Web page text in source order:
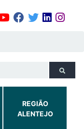
REGIÃO
ALENTEJO